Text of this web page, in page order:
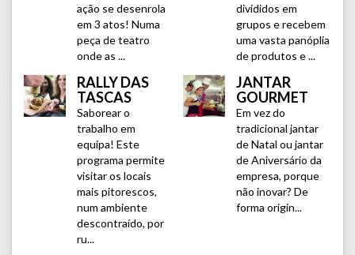
ação se desenrola
em 3 atos! Numa
peça de teatro
onde as ...
divididos em
grupos e recebem
uma vasta panóplia
de produtos e ...
RALLY DAS
TASCAS
Saborear o
trabalho em
equipa! Este
programa permite
visitar os locais
mais pitorescos,
num ambiente
descontraído, por
ru...
JANTAR
GOURMET
Em vez do
tradicional jantar
de Natal ou jantar
de Aniversário da
empresa, porque
não inovar? De
forma origin...